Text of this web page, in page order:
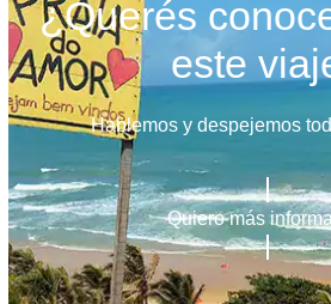
¿Querés
este
Hablemos y despejemos
Quiero más